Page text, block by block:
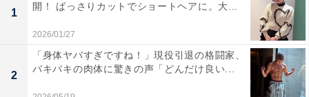
1
開！ ばっさりカットでショートヘアに。大...
2026/01/27
2
「身体ヤバすぎですね！」現役引退の格闘家、
バキバキの肉体に驚きの声「どんだけ良い...